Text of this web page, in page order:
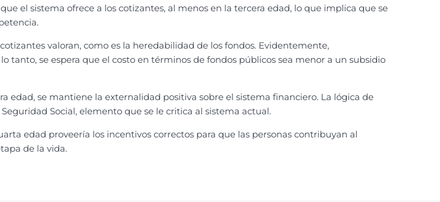
el sistema ofrece a los cotizantes, al menos en la tercera edad, lo que implica que se
valoran, como es la heredabilidad de los fondos. Evidentemente,
se espera que el costo en términos de fondos públicos sea menor a un subsidio
edad, se mantiene la externalidad positiva sobre el sistema financiero. La lógica de
Social, elemento que se le critica al sistema actual.
edad proveería los incentivos correctos para que las personas contribuyan al
de la vida.